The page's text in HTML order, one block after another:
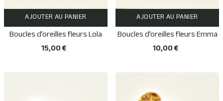
AJOUTER AU PANIER
Boucles d’oreilles fleurs Lola
15,00 €
AJOUTER AU PANIER
Boucles d’oreilles fleurs Emma
10,00 €